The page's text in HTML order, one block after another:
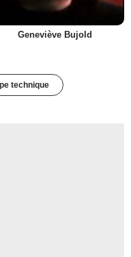
Geneviève Bujold
technique